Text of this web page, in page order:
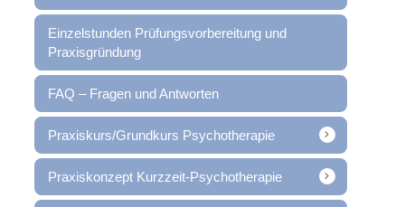
Einzelstunden Prüfungsvorbereitung und
Praxisgründung
FAQ – Fragen und Antworten
Praxiskurs/Grundkurs Psychotherapie
Praxiskonzept Kurzzeit-Psychotherapie